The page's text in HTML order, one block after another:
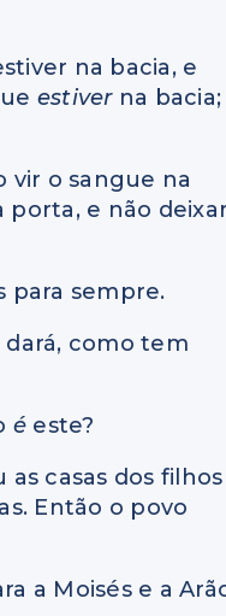
na bacia, e
estiver na bacia;
vir o sangue na
porta, e não
para sempre.
como tem
é este?
casas dos filhos
Então o povo
a Moisés e a